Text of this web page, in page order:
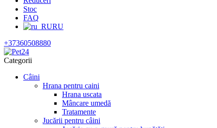
Stoc
FAQ
RU
+37360508880
Categorii
Câini
Hrana pentru caini
Hrana uscata
Mâncare umedă
Tratamente
Jucării pentru câini